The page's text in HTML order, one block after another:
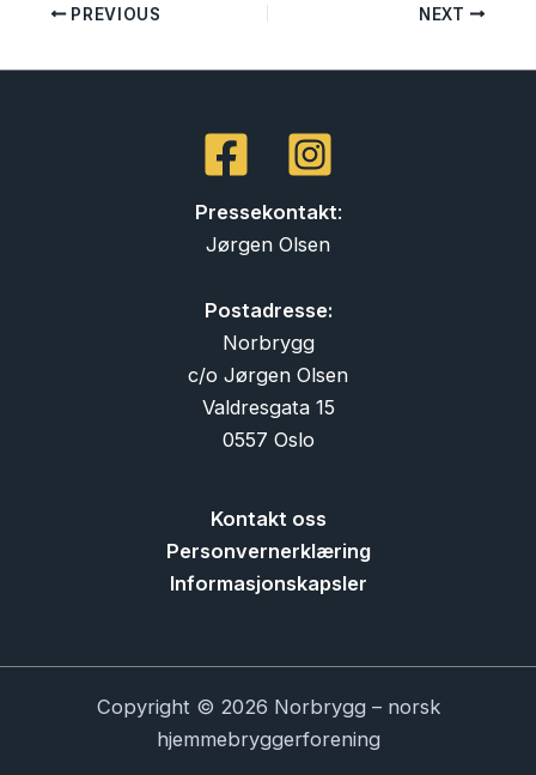
PREVIOUS NEXT
Pressekontakt:
Jørgen Olsen
Postadresse:
Norbrygg
c/o Jørgen Olsen
Valdresgata 15
0557 Oslo
Kontakt oss
Personvernerklæring
Informasjonskapsler
Copyright © 2026 Norbrygg – norsk
hjemmebryggerforening